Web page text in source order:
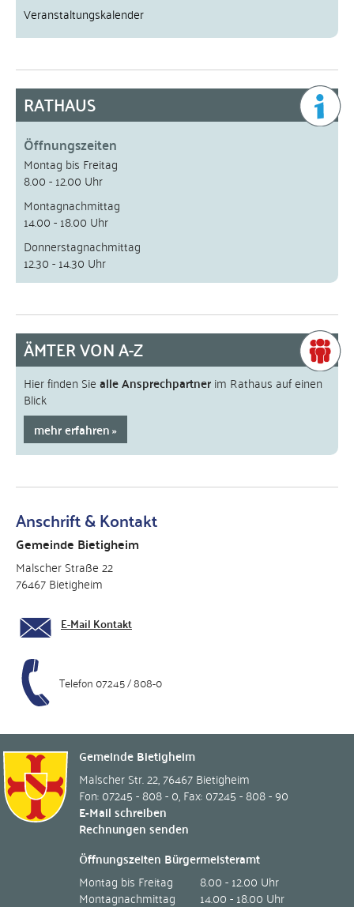
Veranstaltungskalender
RATHAUS
Öffnungszeiten
Montag bis Freitag
8.00 - 12.00 Uhr
Montagnachmittag
14.00 - 18.00 Uhr
Donnerstagnachmittag
12.30 - 14.30 Uhr
ÄMTER VON A-Z
Hier finden Siealle Ansprechpartnerim Rathaus auf einen
Blick
mehr erfahren
Anschrift & Kontakt
Gemeinde Bietigheim
Malscher Straße 22
76467 Bietigheim
E-Mail Kontakt
Telefon 07245 / 808-0
Gemeinde Bietigheim
Malscher Str. 22,76467Bietigheim
Fon: 07245 - 808 - 0,Fax: 07245 - 808 - 90
E-Mail schreiben
Rechnungen senden
Öffnungszeiten Bürgermeisteramt
Montag bis Freitag
8.00 - 12.00 Uhr
Montagnachmittag
14.00 - 18.00 Uhr